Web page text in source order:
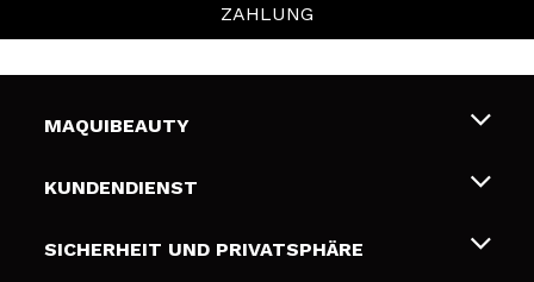
ZAHLUNG
MAQUIBEAUTY
Über uns
Geschenkkarten
KUNDENDIENST
Liefer- und Versandkosten
SICHERHEIT UND PRIVATSPHÄRE